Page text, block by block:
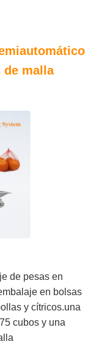
de malla
de pesas en
en bolsas
y cítricos.una
cubos y una